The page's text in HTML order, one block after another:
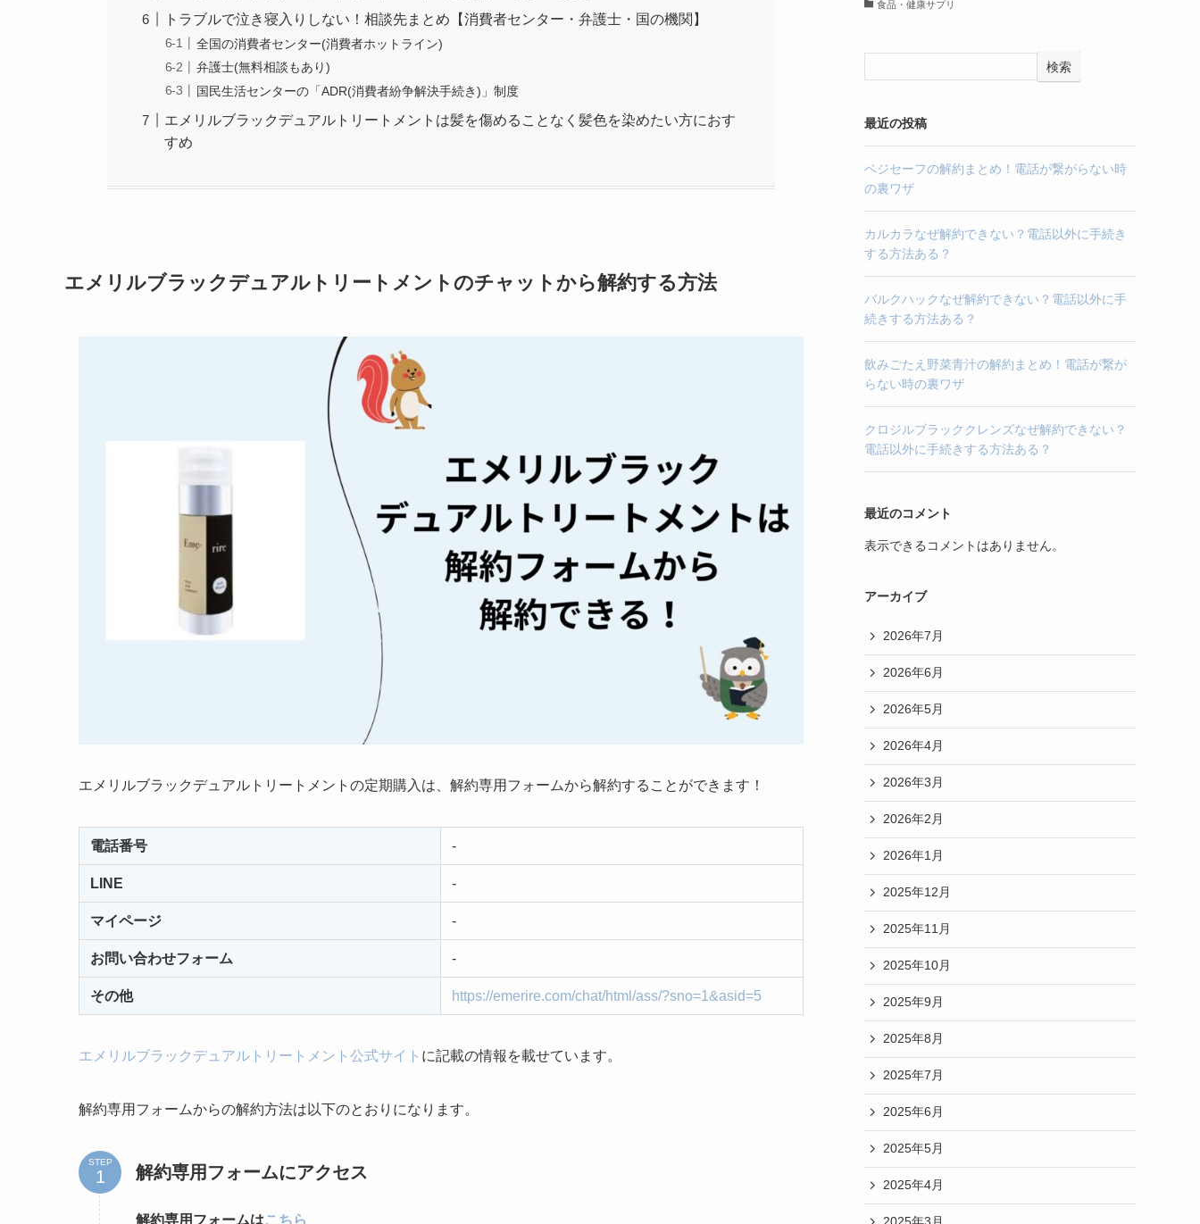
トラブルで泣き寝入りしない！相談先まとめ【消費者センター・弁護士・国の機関】
全国の消費者センター(消費者ホットライン)
弁護士(無料相談もあり)
国民生活センターの「ADR(消費者紛争解決手続き)」制度
エメリルブラックデュアルトリートメントは髪を傷めることなく髪色を染めたい方におす
すめ
エメリルブラックデュアルトリートメントのチャットから解約する方法
エメリルブラックデュアルトリートメントの定期購入は、解約専用フォームから解約することができます！
電話番号 -
LINE -
マイページ -
お問い合わせフォーム -
その他 https://emerire.com/chat/html/ass/?sno=1&asid=5
エメリルブラックデュアルトリートメント公式サイト に記載の情報を載せています。
解約専用フォームからの解約方法は以下のとおりになります。
STEP 解約専用フォームにアクセス
解約専用フォームはこちら
食品・健康サプリ
検索
最近の投稿
ベジセーフの解約まとめ！電話が繋がらない時
の裏ワザ
カルカラなぜ解約できない？電話以外に手続き
する方法ある？
バルクハックなぜ解約できない？電話以外に手
続きする方法ある？
飲みごたえ野菜青汁の解約まとめ！電話が繋が
らない時の裏ワザ
クロジルブラッククレンズなぜ解約できない？
電話以外に手続きする方法ある？
最近のコメント
表示できるコメントはありません。
アーカイブ
2026年7月
2026年6月
2026年5月
2026年4月
2026年3月
2026年2月
2026年1月
2025年12月
2025年11月
2025年10月
2025年9月
2025年8月
2025年7月
2025年6月
2025年5月
2025年4月